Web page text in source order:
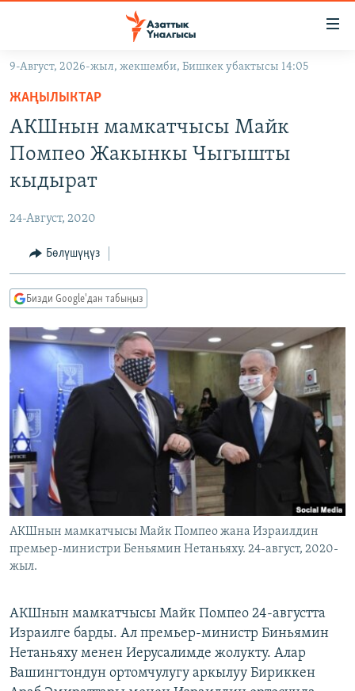
Навигацияга
өтүңүз
Издөөгө
салыңыз
МАДАНИЯТ
ТВ ПРОГРАММАЛАР
БҮГҮН АЗАТТЫКТА
ДАНИСТЕ
ЭЖЕ-СИҢДИЛЕР
АЗАТТЫК+
ЫҢГАЙСЫЗ СУРООЛОР
ПОДКАСТ
Русский
ОНЛАЙН ШЕРИНЕ
ЭЕ/АРнун бардык сайттары
9-Август, 2026-жыл, жекшемби, Бишкек убактысы 14:05
ЖАҢЫЛЫКТАР
АКШнын мамкатчысы Майк
Помпео Жакынкы Чыгышты
кыдырат
24-Август, 2020
Бөлүшүңүз
Бизди Google'дан табыңыз
АКШнын мамкатчысы Майк Помпео жана Израилдин
премьер-министри Беньямин Нетаньяху. 24-август, 2020-
жыл.
АКШнын мамкатчысы Майк Помпео 24-августта
Израилге барды. Ал премьер-министр Биньямин
Нетаньяху менен Иерусалимде жолукту. Алар
Вашингтондун ортомчулугу аркылуу Бириккен